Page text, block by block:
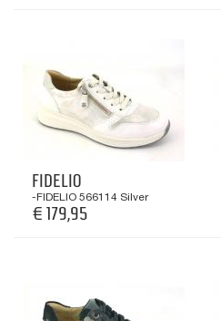
FIDELIO
-FIDELIO 566114 Silver
€ 179,95